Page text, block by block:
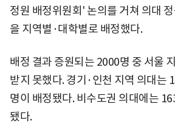
정원 배정위원회' 논의를 거쳐 의대
을 지역별·대학별로 배정했다.
배정 결과 증원되는 2000명 중 서울
받지 못했다. 경기·인천 지역 의대는
명이 배정됐다. 비수도권 의대에는
됐다.